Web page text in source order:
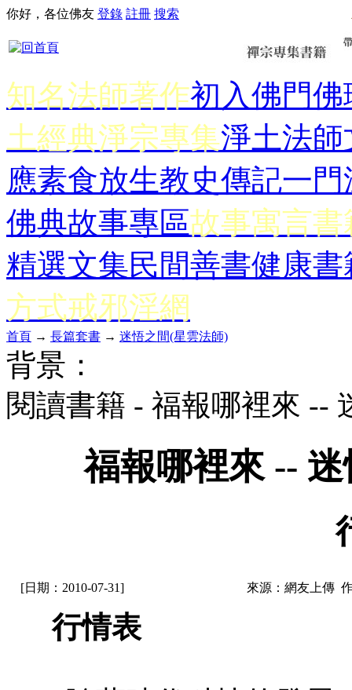
你好，各位佛友 登錄 註冊 搜索
知名法師著作初入佛門佛
土經典淨宗專集淨土法師
應素食放生教史傳記一門
佛典故事專區故事寓言書
精選文集民間善書健康書
方式戒邪淫網
首頁 → 長篇套書 → 迷悟之間(星雲法師)
背景：
閱讀書籍 - 福報哪裡來
福報哪裡來 --
[日期：2010-07-31] 來源：網友上傳
行情表